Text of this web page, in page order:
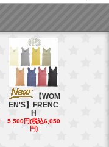
【WOM
EN'S】FRENC
H
5,500円(税込6,050
円)